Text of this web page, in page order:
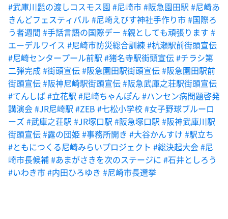
#武庫川髭の渡しコスモス園 #尼崎市#阪急園田駅 #尼崎あ
きんどフェスティバル #尼崎えびす神社手作り市#国際ろ
う者週間 #手話言語の国際デー #親としても頑張ります #
エーデルワイス #尼崎市防災総合訓練#杭瀬駅前街頭宣伝
#尼崎センタープール前駅 #猪名寺駅街頭宣伝#チラシ第
二弾完成#街頭宣伝#阪急園田駅街頭宣伝#阪急園田駅前
街頭宣伝#阪神尼崎駅街頭宣伝#阪急武庫之荘駅街頭宣伝
#てんしば#立花駅 #尼崎ちゃんぽん #ハンセン病問題啓発
講演会#JR尼崎駅 #ZEB #七松小学校#女子野球ブルーロ
ーズ #武庫之荘駅 #JR塚口駅 #阪急塚口駅 #阪神武庫川駅
街頭宣伝#露の団姫 #事務所開き #大谷かんすけ #駅立ち
#ともにつくる尼崎みらいプロジェクト #総決起大会#尼
崎市長候補#あまがさきを次のステージに #石井としろう
#いわき市#内田ひろゆき #尼崎市長選挙